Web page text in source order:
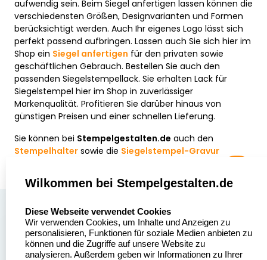
aufwendig sein. Beim Siegel anfertigen lassen können die
verschiedensten Größen, Designvarianten und Formen
berücksichtigt werden. Auch Ihr eigenes Logo lässt sich
perfekt passend aufbringen. Lassen auch Sie sich hier im
Shop ein Siegel anfertigen für den privaten sowie
geschäftlichen Gebrauch. Bestellen Sie auch den
passenden Siegelstempellack. Sie erhalten Lack für
Siegelstempel hier im Shop in zuverlässiger
Markenqualität. Profitieren Sie darüber hinaus von
günstigen Preisen und einer schnellen Lieferung.
Sie können bei Stempelgestalten.de auch den
Stempelhalter sowie die Siegelstempel-Gravur
Stempelgestalten.de
Asterlager Straße 97
47228 Duisburg
Über uns
Sitemap
Alle
Wilkommen bei Stempelgestalten.de
Diese Webseite verwendet Cookies
Wir verwenden Cookies, um Inhalte und Anzeigen zu
personalisieren, Funktionen für soziale Medien anbieten zu
können und die Zugriffe auf unsere Website zu
analysieren. Außerdem geben wir Informationen zu Ihrer